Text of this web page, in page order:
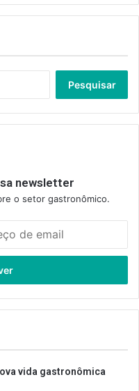
newsletter
o setor gastronômico.
vida gastronômica